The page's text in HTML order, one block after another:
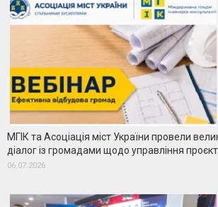
МГІК та Асоціація міст України провели
діалог із громадами щодо управління
06.07.2026